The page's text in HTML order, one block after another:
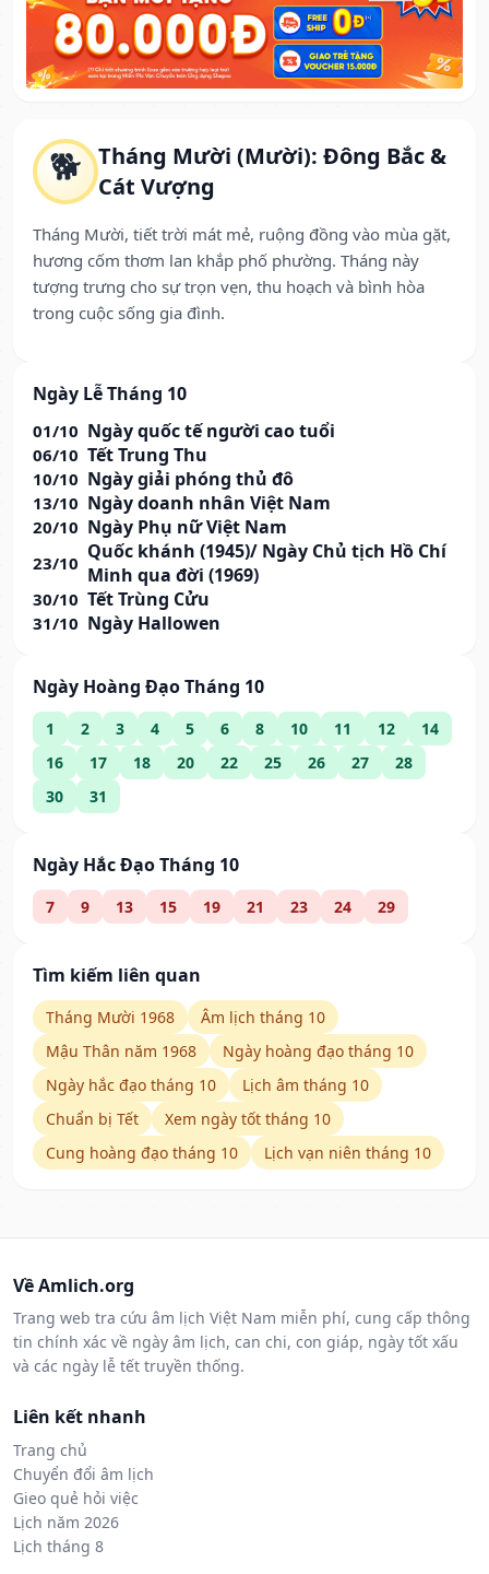
🐕 Tháng Mười (Mười): Đông Bắc &
Cát Vượng
Tháng Mười, tiết trời mát mẻ, ruộng đồng vào mùa gặt,
hương cốm thơm lan khắp phố phường. Tháng này
tượng trưng cho sự trọn vẹn, thu hoạch và bình hòa
trong cuộc sống gia đình.
Ngày Lễ Tháng 10
01/10 Ngày quốc tế người cao tuổi
06/10 Tết Trung Thu
10/10 Ngày giải phóng thủ đô
13/10 Ngày doanh nhân Việt Nam
20/10 Ngày Phụ nữ Việt Nam
23/10 Quốc khánh (1945)/ Ngày Chủ tịch Hồ Chí
Minh qua đời (1969)
30/10 Tết Trùng Cửu
31/10 Ngày Hallowen
Ngày Hoàng Đạo Tháng 10
1 2 3 4 5 6 8 10 11 12
14
16
17 18 20 22 25 26 27
28
30
31
Ngày Hắc Đạo Tháng 10
7 9 13 15 19 21 23 24 29
Tìm kiếm liên quan
Tháng Mười 1968
Âm lịch tháng 10
Mậu Thân năm 1968
Ngày hoàng đạo tháng 10
Ngày hắc đạo tháng 10
Lịch âm tháng 10
Chuẩn bị Tết
Xem ngày tốt tháng 10
Cung hoàng đạo tháng 10
Lịch vạn niên tháng 10
Về Amlich.org
Trang web tra cứu âm lịch Việt Nam miễn phí, cung cấp thông
tin chính xác về ngày âm lịch, can chi, con giáp, ngày tốt xấu
và các ngày lễ tết truyền thống.
Liên kết nhanh
Trang chủ
Chuyển đổi âm lịch
Gieo quẻ hỏi việc
Lịch năm 2026
Lịch tháng 8